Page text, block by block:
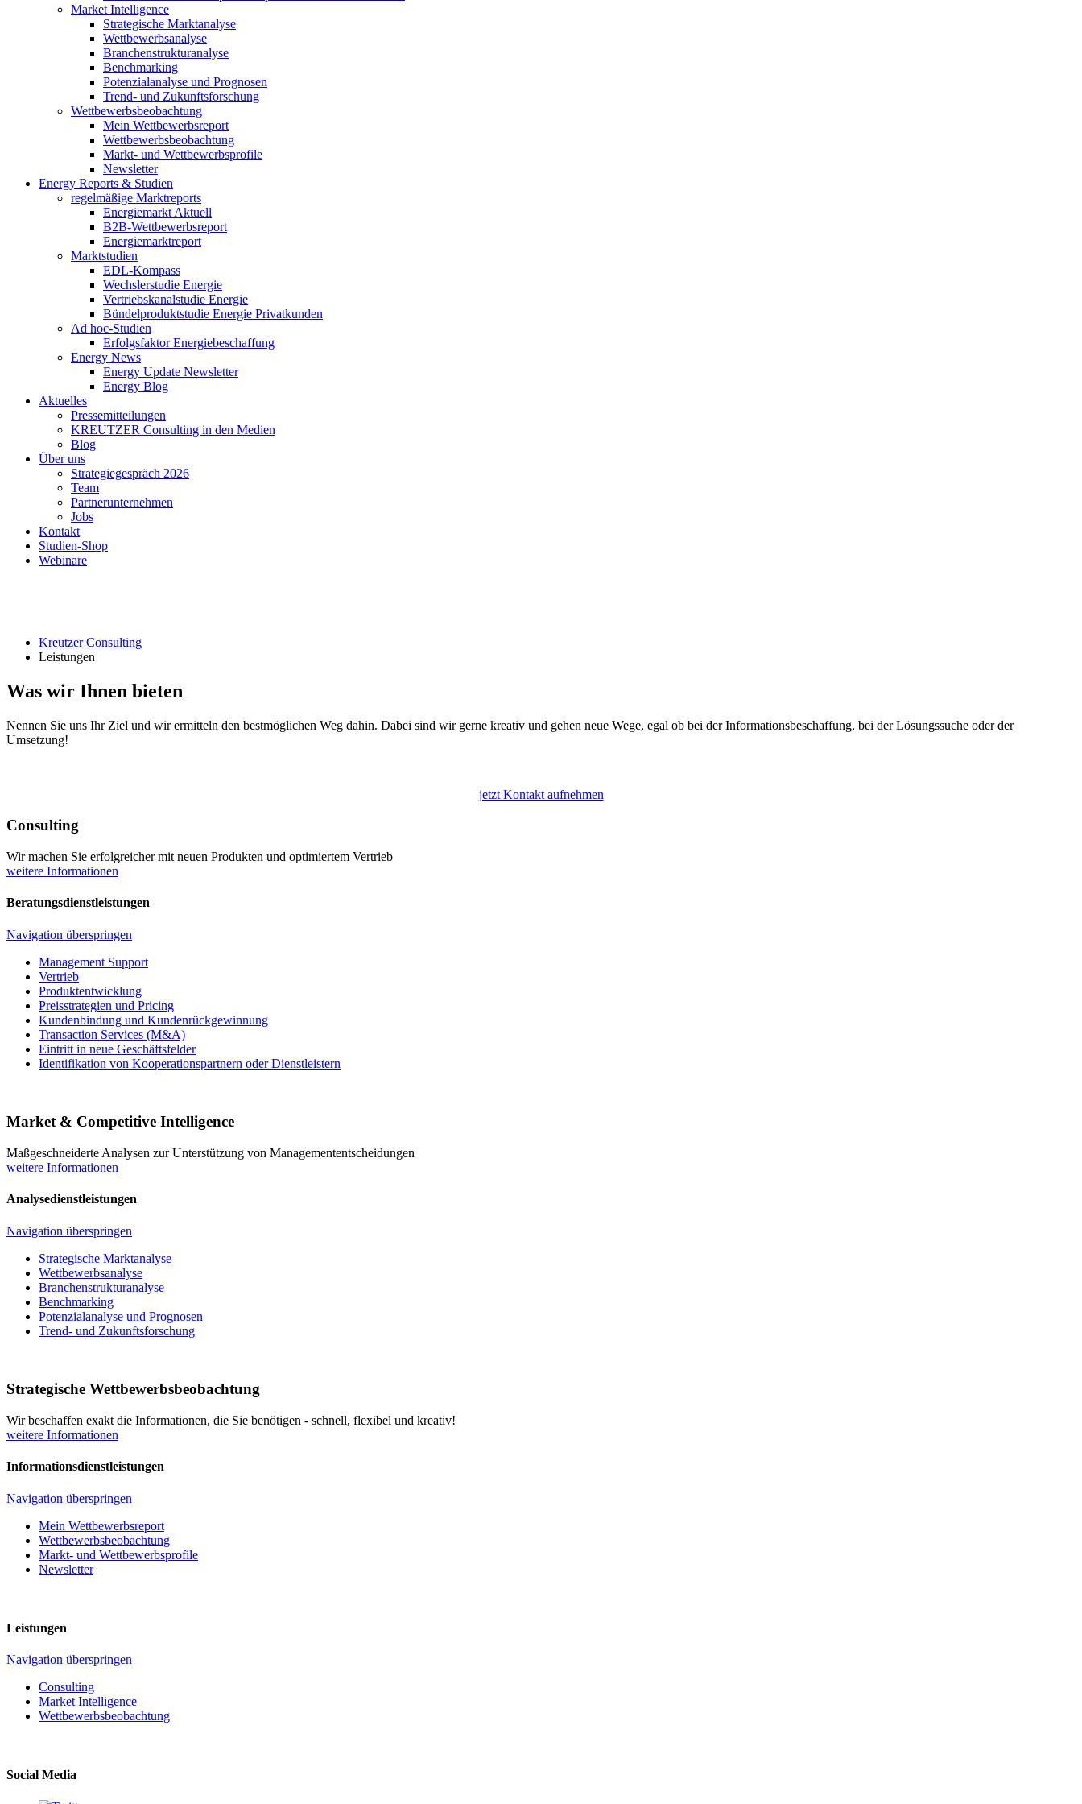
Market Intelligence
Strategische Marktanalyse
Wettbewerbsanalyse
Branchenstrukturanalyse
Benchmarking
Potenzialanalyse und Prognosen
Trend- und Zukunftsforschung
Wettbewerbs­beobachtung
Mein Wettbewerbsreport
Wettbewerbsbeobachtung
Markt- und Wettbewerbsprofile
Newsletter
Energy Reports & Studien
regelmäßige Marktreports
Energiemarkt Aktuell
B2B-Wettbewerbsreport
Energiemarktreport
Marktstudien
EDL-Kompass
Wechslerstudie Energie
Vertriebskanalstudie Energie
Bündelproduktstudie Energie Privatkunden
Ad hoc-Studien
Erfolgsfaktor Energiebeschaffung
Energy News
Energy Update Newsletter
Energy Blog
Aktuelles
Pressemitteilungen
KREUTZER Consulting in den Medien
Blog
Über uns
Strategiegespräch 2026
Team
Partnerunternehmen
Jobs
Kontakt
Studien-Shop
Webinare
Kreutzer Consulting
Leistungen
Was wir Ihnen bieten
Nennen Sie uns Ihr Ziel und wir ermitteln den bestmöglichen Weg dahin. Dabei sind wir gerne kreativ und gehen neue Wege, egal ob bei der Informationsbeschaffung, bei der Lösungssuche oder der
Umsetzung!
jetzt Kontakt aufnehmen
Consulting
Wir machen Sie erfolgreicher mit neuen Produkten und optimiertem Vertrieb
weitere Informationen
Beratungsdienstleistungen
Navigation überspringen
Management Support
Vertrieb
Produktentwicklung
Preisstrategien und Pricing
Kundenbindung und Kundenrückgewinnung
Transaction Services (M&A)
Eintritt in neue Geschäftsfelder
Identifikation von Kooperationspartnern oder Dienstleistern
Market & Competitive Intelligence
Maßgeschneiderte Analysen zur Unterstützung von Managemententscheidungen
weitere Informationen
Analysedienstleistungen
Navigation überspringen
Strategische Marktanalyse
Wettbewerbsanalyse
Branchenstrukturanalyse
Benchmarking
Potenzialanalyse und Prognosen
Trend- und Zukunftsforschung
Strategische Wettbewerbs­beobachtung
Wir beschaffen exakt die Informationen, die Sie benötigen - schnell, flexibel und kreativ!
weitere Informationen
Informationsdienstleistungen
Navigation überspringen
Mein Wettbewerbsreport
Wettbewerbsbeobachtung
Markt- und Wettbewerbsprofile
Newsletter
Leistungen
Navigation überspringen
Consulting
Market Intelligence
Wettbewerbs­beobachtung
Social Media